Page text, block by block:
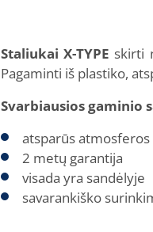
Staliukai X-TYPE skirti
Pagaminti iš plastiko,
Svarbiausios gaminio
atsparūs
2 metų garantija
visada yra sandėlyje
savarankiško